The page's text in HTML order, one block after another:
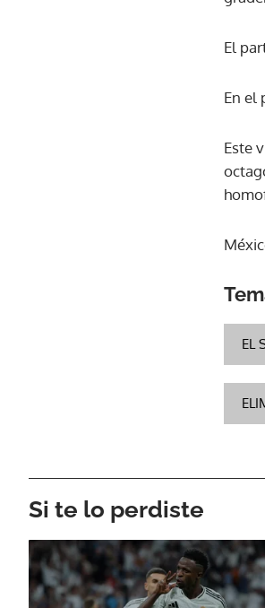
El
En el
Este
EL
Si te lo perdiste